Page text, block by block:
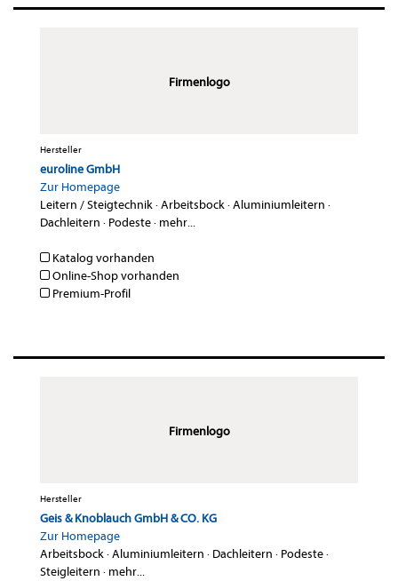
Firmenlogo
Hersteller
euroline GmbH
Zur Homepage
Leitern / Steigtechnik·Arbeitsbock·Aluminiumleitern ·
Dachleitern · Podeste· mehr...
Katalog vorhanden
Online-Shop vorhanden
Premium-Profil
Firmenlogo
Hersteller
Geis & Knoblauch GmbH & CO. KG
Zur Homepage
Arbeitsbock·Aluminiumleitern · Dachleitern · Podeste·
Steigleitern · mehr...